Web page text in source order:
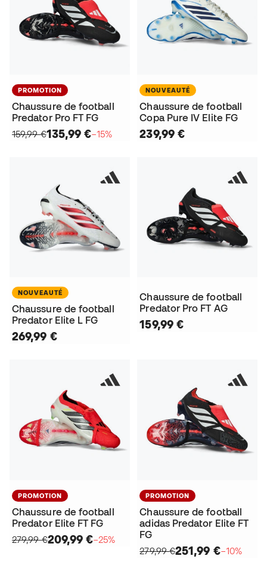
PROMOTION
Chaussure de football
Predator Pro FT FG
159,99 €135,99 €−15%
NOUVEAUTÉ
Chaussure de football
Copa Pure IV Elite FG
239,99 €
NOUVEAUTÉ
Chaussure de football
Predator Elite L FG
269,99 €
Chaussure de football
Predator Pro FT AG
159,99 €
PROMOTION
Chaussure de football
Predator Elite FT FG
279,99 €209,99 €−25%
PROMOTION
Chaussure de football
adidas Predator Elite FT
FG
279,99 €251,99 €−10%